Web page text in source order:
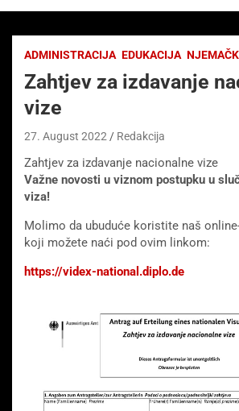
ADMINISTRACIJA EDUKACIJA
Zahtjev za izdavanje
vize
27. August 2022 Redakcija
Zahtjev za izdavanje nacionalne vize
Važne novosti u viznom postupku u
viza!
Molimo da ubuduće koristite naš
koji možete naći pod ovim linkom:
https://videx-national.diplo.de